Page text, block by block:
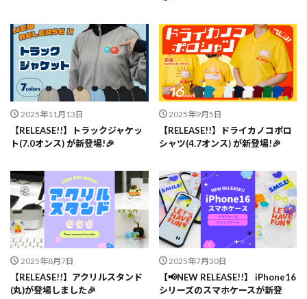
2025年11月13日
【RELEASE!!】トラックジャケッ
ト(7.0オンス) が新登場!🎉
2025年9月5日
【RELEASE!!】ドライカノコポロ
シャツ(4.7オンス) が新登場!🎉
2025年8月7日
【RELEASE!!】アクリルスタンド
(丸)が登場しました🎉
2025年7月30日
【📢NEW RELEASE!!】 iPhone16
シリーズのスマホケースが新登